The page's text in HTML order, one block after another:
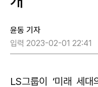
윤동 기자
입력 2023-02-01 22:41
LS그룹이 ‘미래 세